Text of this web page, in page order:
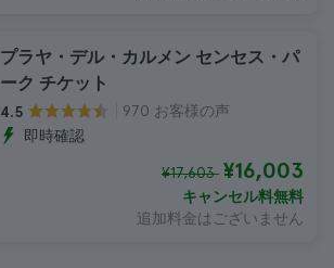
プラヤ・デル・カルメン センセス・パ
ーク チケット
4.5
970 お客様の声
即時確認
¥17,603 ¥16,003
キャンセル料無料
追加料金はございません